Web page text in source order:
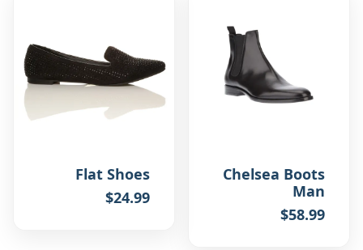
Chelsea Boots
Man
$58.99
Flat Shoes
$24.99